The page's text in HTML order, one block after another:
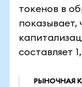
токенов в
показывает,
составляет
РЫНОЧНАЯ